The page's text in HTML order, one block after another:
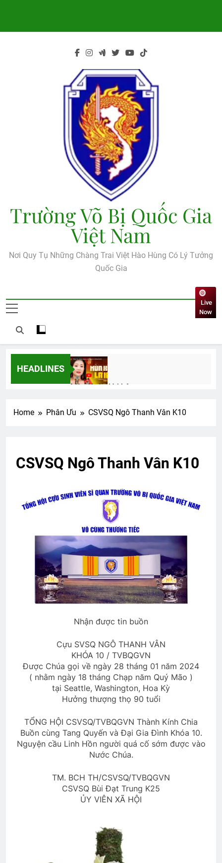
Trường Võ Bị Quốc Gia
Việt Nam
Nơi Quy Tụ Những Chàng Trai Việt Hào Hùng Có Lý Tưởng
Quốc Gia
Live
Now
HEADLINES
Mùa Xuân lá khô
1 Year Ago
Thiệp mời tham dự ĐHĐKVBTC 2024
CSVSQ TRẦN ĐĂNG PHONG K17
2 Years Ago
LÚC ANH LÌA BỎ (Lưu Hiểu Ba)
3 Years Ago
PHONG THƯ ĐỦ Ý (Lưu Hiểu Ba)
3 Years Ago
YÊU EM …
3 Years Ago
KHÁT MONG TÌNH YÊU (Rabindranath
Tagore)
2 Years Ago
Đặc San Đa Hiệu
3 Years Ago
MÙA XUÂN MUỐN NÓI
3 Years Ago
Quang Lập – Nhạc lính 4
2 Years Ago
Home Phân Ưu CSVSQ Ngô Thanh Vân K10
CSVSQ Ngô Thanh Vân K10
Nhận được tin buồn
Cựu SVSQ NGÔ THANH VÂN
KHÓA 10 / TVBQGVN
Được Chúa gọi về ngày 28 tháng 01 năm 2024
( nhằm ngày 18 tháng Chạp năm Quý Mão )
tại Seattle, Washington, Hoa Kỳ
Hưởng thượng thọ 90 tuổi
TỔNG HỘI CSVSQ/TVBQGVN Thành Kính Chia
Buồn cùng Tang Quyến và Đại Gia Đình Khóa 10.
Nguyện cầu Linh Hồn người quá cố sớm được vào
Nước Chúa.
TM. BCH TH/CSVSQ/TVBQGVN
CSVSQ Bùi Đạt Trung K25
ỦY VIÊN XÃ HỘI